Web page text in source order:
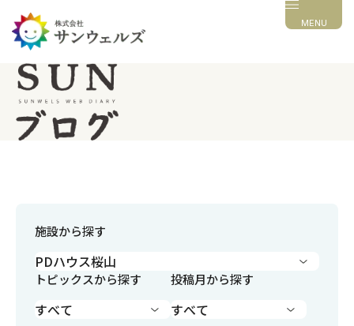
MENU
施設から探す
トピックスから探す 投稿月から探す